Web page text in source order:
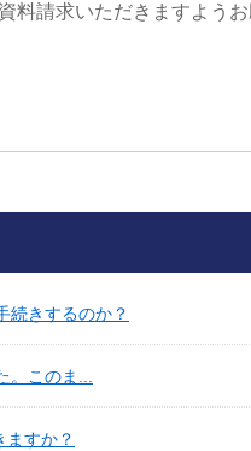
請求いただきますようお
続きするのか？
このま...
すか？